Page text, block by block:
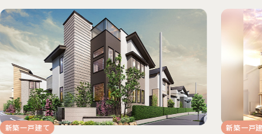
新築一戸建て 新築一戸